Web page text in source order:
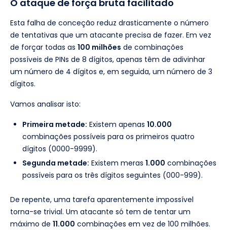
O ataque de força bruta facilitado
Esta falha de conceção reduz drasticamente o número
de tentativas que um atacante precisa de fazer. Em vez
de forçar todas as 100 milhões de combinações
possíveis de PINs de 8 dígitos, apenas têm de adivinhar
um número de 4 dígitos e, em seguida, um número de 3
dígitos.
Vamos analisar isto:
Primeira metade: Existem apenas 10.000
combinações possíveis para os primeiros quatro
dígitos (0000-9999).
Segunda metade: Existem meras 1.000 combinações
possíveis para os três dígitos seguintes (000-999).
De repente, uma tarefa aparentemente impossível
torna-se trivial. Um atacante só tem de tentar um
máximo de 11.000 combinações em vez de 100 milhões.